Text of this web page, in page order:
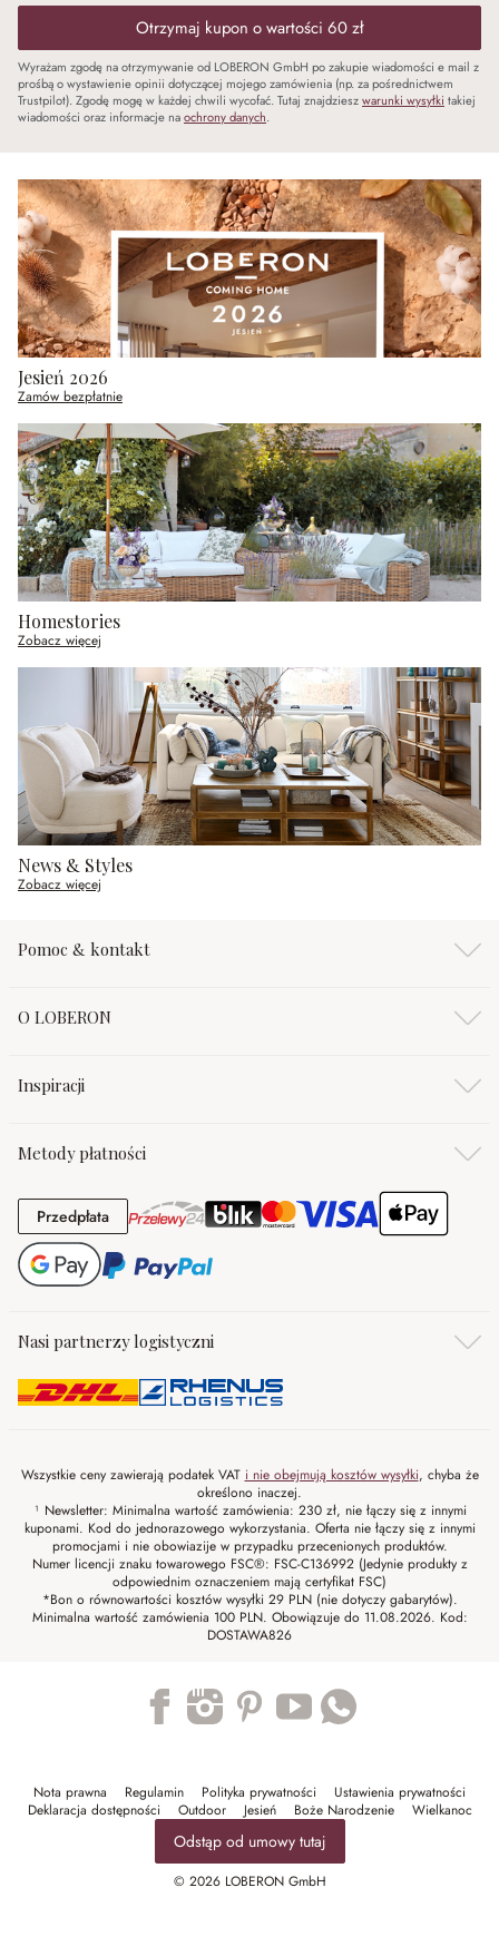
Otrzymaj kupon o wartości 60 zł
Wyrażam zgodę na otrzymywanie od LOBERON GmbH po zakupie wiadomości e mail z
prośbą o wystawienie opinii dotyczącej mojego zamówienia (np. za pośrednictwem
Trustpilot). Zgodę mogę w każdej chwili wycofać. Tutaj znajdzieszwarunki wysyłki takiej
wiadomości oraz informacje naochrony danych.
Jesień 2026
Zamów bezpłatnie
Homestories
Zobacz więcej
News & Styles
Zobacz więcej
Pomoc & kontakt
O LOBERON
Inspiracji
Metody płatności
PrzedpłataPrzedpłata
Nasi partnerzy logistyczni
Wszystkie ceny zawierają podatek VAT i nie obejmują kosztów wysyłki, chyba że
określono inaczej.
¹ Newsletter: Minimalna wartość zamówienia: 230 zł, nie łączy się z innymi
kuponami. Kod do jednorazowego wykorzystania. Oferta nie łączy się z innymi
promocjami i nie obowiazije w przypadku przecenionych produktów.
Numer licencji znaku towarowego FSC®: FSC-C136992 (Jedynie produkty z
odpowiednim oznaczeniem mają certyfikat FSC)
*Bon o równowartości kosztów wysyłki 29 PLN (nie dotyczy gabarytów).
Minimalna wartość zamówienia 100 PLN. Obowiązuje do 11.08.2026. Kod:
DOSTAWA826
Nota prawna Regulamin Polityka prywatności
Ustawienia prywatności
Deklaracja dostępności
Outdoor Jesień Boże Narodzenie Wielkanoc
Odstąp od umowy tutaj
© 2026 LOBERON GmbH